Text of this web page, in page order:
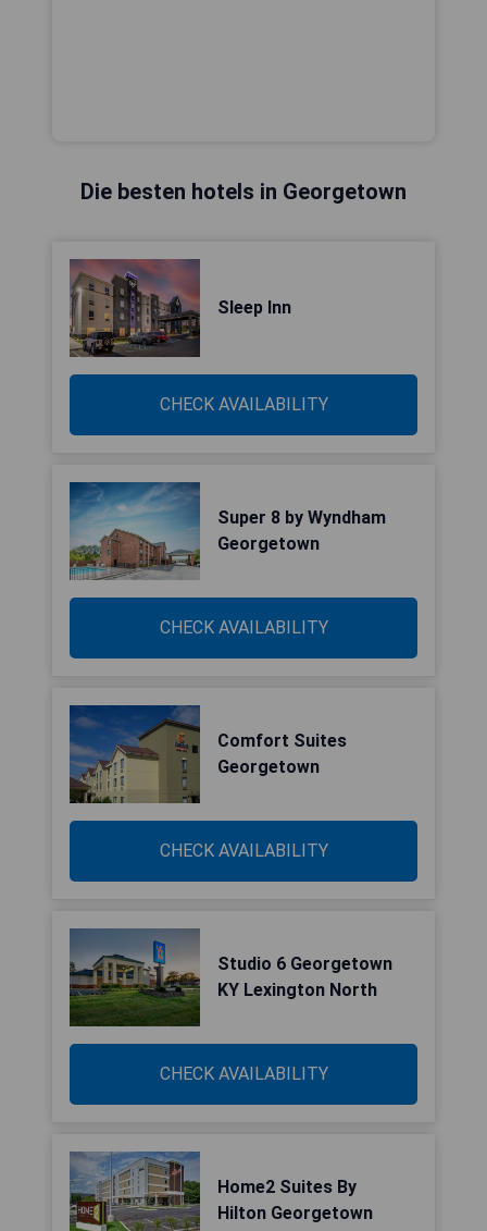
Die besten hotels in Georgetown
Sleep Inn
CHECK AVAILABILITY
Super 8 by Wyndham
Georgetown
CHECK AVAILABILITY
Comfort Suites
Georgetown
CHECK AVAILABILITY
Studio 6 Georgetown
KY Lexington North
CHECK AVAILABILITY
Home2 Suites By
Hilton Georgetown